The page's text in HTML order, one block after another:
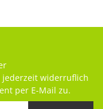
widerruflich
per E-Mail zu.